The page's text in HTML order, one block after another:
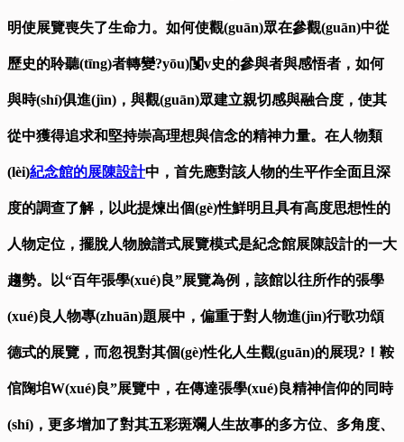
明使展覽喪失了生命力。如何使觀(guān)眾在參觀(guān)中從
歷史的聆聽(tīng)者轉變?yōu)闅v史的參與者與感悟者，如何
與時(shí)俱進(jìn)，與觀(guān)眾建立親切感與融合度，使其
從中獲得追求和堅持崇高理想與信念的精神力量。在人物類
(lèi)紀念館的展陳設計中，首先應對該人物的生平作全面且深
度的調查了解，以此提煉出個(gè)性鮮明且具有高度思想性的
人物定位，擺脫人物臉譜式展覽模式是紀念館展陳設計的一大
趨勢。以“百年張學(xué)良”展覽為例，該館以往所作的張學
(xué)良人物專(zhuān)題展中，偏重于對人物進(jìn)行歌功頌
德式的展覽，而忽視對其個(gè)性化人生觀(guān)的展現?！鞍
倌陱垖W(xué)良”展覽中，在傳達張學(xué)良精神信仰的同時
(shí)，更多增加了對其五彩斑斕人生故事的多方位、多角度、